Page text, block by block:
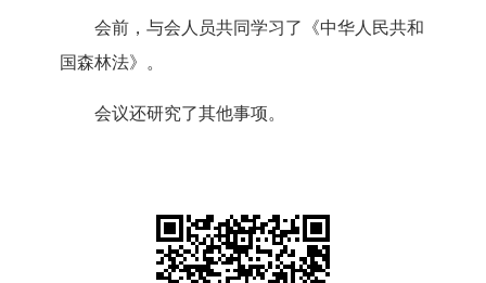
会前，与会人员共同学习了《中华人民共和
国森林法》。
会议还研究了其他事项。